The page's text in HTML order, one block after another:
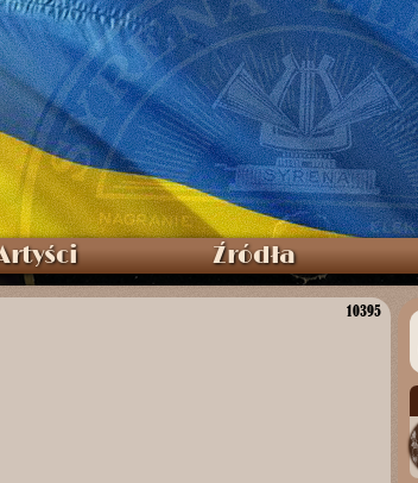
Źródła
10395